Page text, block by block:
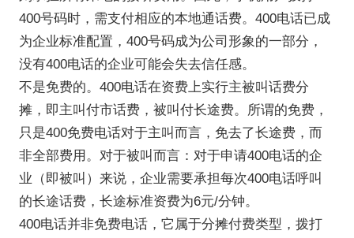
400号码时，需支付相应的本地通话费。400电话已成
为企业标准配置，400号码成为公司形象的一部分，
没有400电话的企业可能会失去信任感。
不是免费的。400电话在资费上实行主被叫话费分
摊，即主叫付市话费，被叫付长途费。所谓的免费，
只是400免费电话对于主叫而言，免去了长途费，而
非全部费用。对于被叫而言：对于申请400电话的企
业（即被叫）来说，企业需要承担每次400电话呼叫
的长途话费，长途标准资费为6元/分钟。
400电话并非免费电话，它属于分摊付费类型，拨打